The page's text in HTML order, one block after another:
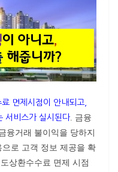
면제시점이 안내되고,
서비스가 실시된다 . 금융
융거래 불이익을 당하지
로 고객 정보 제공을 확
상환수수료 면제 시점